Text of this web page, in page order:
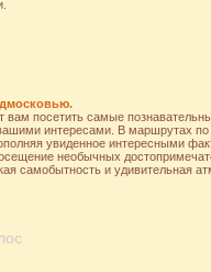
вам посетить самые
интересами. В маршрутах по
увиденное интересными
необычных
самобытность и удивительная